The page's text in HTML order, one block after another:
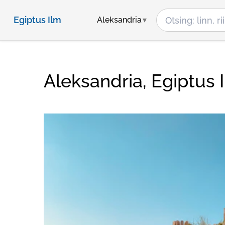
Egiptus Ilm Aleksandria
Aleksandria, Egiptus